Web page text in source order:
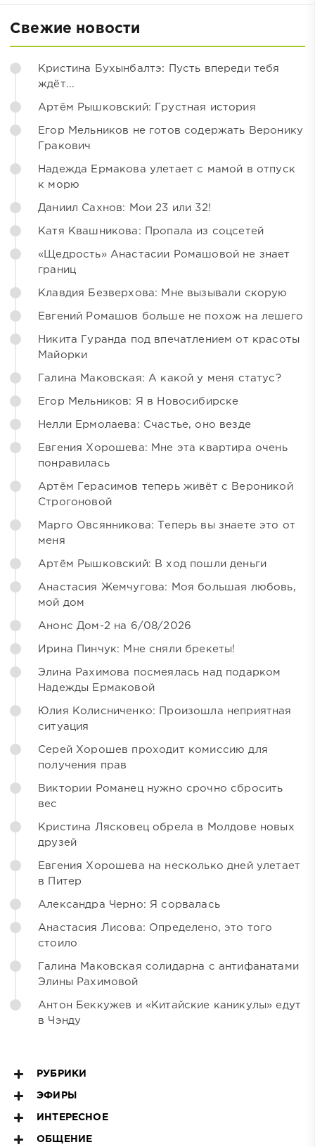
Свежие новости
Кристина Бухынбалтэ: Пусть впереди тебя
ждёт...
Артём Рышковский: Грустная история
Егор Мельников не готов содержать Веронику
Гракович
Надежда Ермакова улетает с мамой в отпуск
к морю
Даниил Сахнов: Мои 23 или 32!
Катя Квашникова: Пропала из соцсетей
«Щедрость» Анастасии Ромашовой не знает
границ
Клавдия Безверхова: Мне вызывали скорую
Евгений Ромашов больше не похож на лешего
Никита Гуранда под впечатлением от красоты
Майорки
Галина Маковская: А какой у меня статус?
Егор Мельников: Я в Новосибирске
Нелли Ермолаева: Счастье, оно везде
Евгения Хорошева: Мне эта квартира очень
понравилась
Артём Герасимов теперь живёт с Вероникой
Строгоновой
Марго Овсянникова: Теперь вы знаете это от
меня
Артём Рышковский: В ход пошли деньги
Анастасия Жемчугова: Моя большая любовь,
мой дом
Анонс Дом-2 на 6/08/2026
Ирина Пинчук: Мне сняли брекеты!
Элина Рахимова посмеялась над подарком
Надежды Ермаковой
Юлия Колисниченко: Произошла неприятная
ситуация
Серей Хорошев проходит комиссию для
получения прав
Виктории Романец нужно срочно сбросить
вес
Кристина Лясковец обрела в Молдове новых
друзей
Евгения Хорошева на несколько дней улетает
в Питер
Александра Черно: Я сорвалась
Анастасия Лисова: Определено, это того
стоило
Галина Маковская солидарна с антифанатами
Элины Рахимовой
Антон Беккужев и «Китайские каникулы» едут
в Чэнду
РУБРИКИ
ЭФИРЫ
ИНТЕРЕСНОЕ
ОБЩЕНИЕ